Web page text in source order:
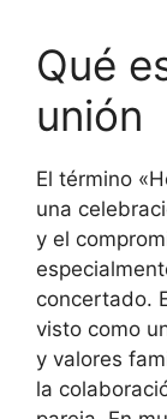
Qué
unión
El término
una
y el
concertado.
visto como
y valores
la